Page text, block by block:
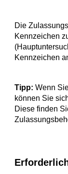
Die
Kennzeichen
Kennzeichen
Tipp: Wenn
können Sie
Diese finden